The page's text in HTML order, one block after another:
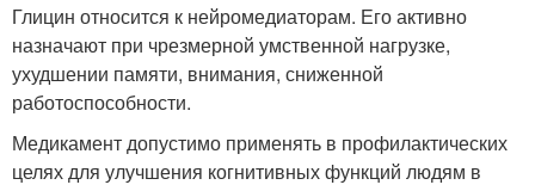
Глицин относится к нейромедиаторам. Его активно
назначают при чрезмерной умственной нагрузке,
ухудшении памяти, внимания, сниженной
работоспособности.
Медикамент допустимо применять в профилактических
целях для улучшения когнитивных функций людям в